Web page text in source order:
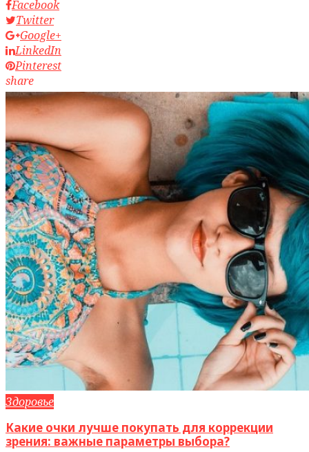
Facebook
Twitter
Google+
LinkedIn
Pinterest
share
Здоровье
Какие очки лучше покупать для коррекции
зрения: важные параметры выбора?